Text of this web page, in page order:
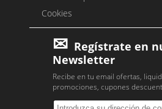
Cookies
Regístrate en
Newsletter
Recibe en tu email ofertas,
promociones, cupones